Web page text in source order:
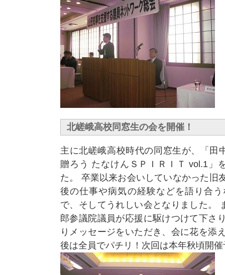
北嵯峨高校同窓生の会を開催！
主に北嵯峨高校時代の同窓生が、「田
贈ろう たなけんＳＰＩＲＩＴ vol.1」
た。 卒業以来お会いしていなかった旧
後の仕事や病気の経験などを語り合
で、そしてうれしい会となりました。
郎参議院議員が応援に駆けつけて下さ
りメッセージをいただき、会に花を添
後は全員でパチリ！次回は本年秋頃開